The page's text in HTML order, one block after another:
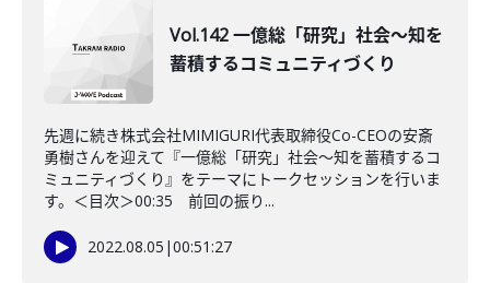
Vol.142 一億総「研究」社会～知を
蓄積するコミュニティづくり
先週に続き株式会社MIMIGURI代表取締役Co-CEOの安斎
勇樹さんを迎えて『一億総「研究」社会～知を蓄積するコ
ミュニティづくり』をテーマにトークセッションを行いま
す。＜目次＞00:35 前回の振り...
2022.08.05 |00:51:27